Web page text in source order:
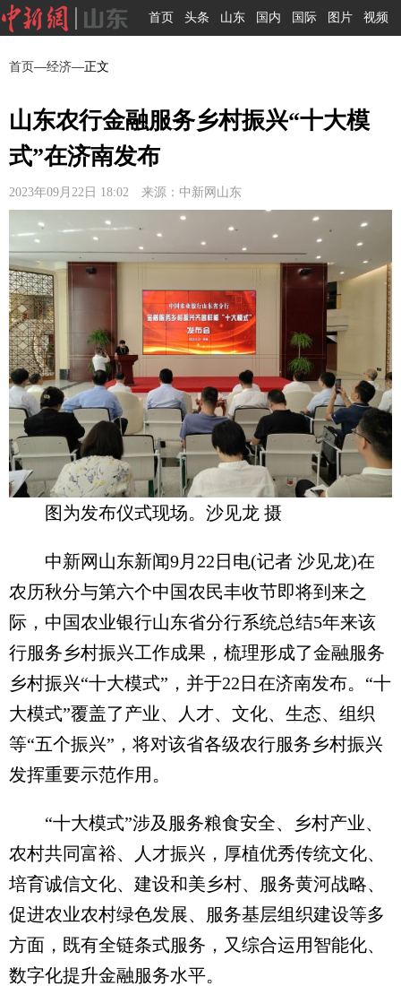
首页 头条 山东 国内 国际 图片 视频
首页—经济—正文
山东农行金融服务乡村振兴“十大模
式”在济南发布
2023年09月22日 18:02 来源：中新网山东
图为发布仪式现场。沙见龙 摄
中新网山东新闻9月22日电(记者 沙见龙)在
农历秋分与第六个中国农民丰收节即将到来之
际，中国农业银行山东省分行系统总结5年来该
行服务乡村振兴工作成果，梳理形成了金融服务
乡村振兴“十大模式”，并于22日在济南发布。“十
大模式”覆盖了产业、人才、文化、生态、组织
等“五个振兴”，将对该省各级农行服务乡村振兴
发挥重要示范作用。
“十大模式”涉及服务粮食安全、乡村产业、
农村共同富裕、人才振兴，厚植优秀传统文化、
培育诚信文化、建设和美乡村、服务黄河战略、
促进农业农村绿色发展、服务基层组织建设等多
方面，既有全链条式服务，又综合运用智能化、
数字化提升金融服务水平。